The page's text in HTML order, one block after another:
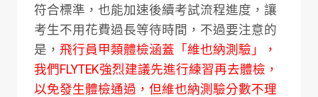
符合標準，也能加速後續考試流程進度，讓
考生不用花費過長等待時間，不過要注意的
是， 飛行員甲類體檢涵蓋「維也納測驗」，
我們FLYTEK強烈建議先進行練習再去體檢，
以免發生體檢通過，但維也納測驗分數不理